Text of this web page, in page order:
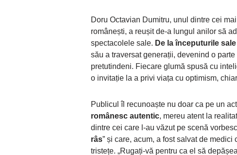
Doru Octavian Dumitru, unul dintre cei
românești, a reușit de-a lungul anilor să
spectacolele sale. De la începuturile sale
său a traversat generații, devenind o
pretutindeni. Fiecare glumă spusă cu
o invitație la a privi viața cu optimism,
Publicul îl recunoaște nu doar ca pe un
românesc autentic, mereu atent la
dintre cei care l-au văzut pe scenă
râs” și care, acum, a fost salvat de
tristețe. „Rugați-vă pentru ca el să